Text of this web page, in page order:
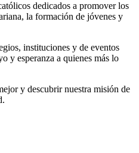
dedicados a promover los
la formación de jóvenes y
instituciones y de eventos
y esperanza a quienes más lo
y descubrir nuestra misión de